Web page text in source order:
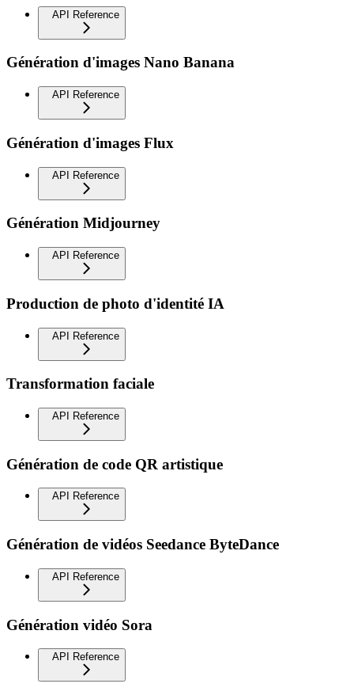
API Reference
Génération d'images Nano Banana
API Reference
Génération d'images Flux
API Reference
Génération Midjourney
API Reference
Production de photo d'identité IA
API Reference
Transformation faciale
API Reference
Génération de code QR artistique
API Reference
Génération de vidéos Seedance ByteDance
API Reference
Génération vidéo Sora
API Reference